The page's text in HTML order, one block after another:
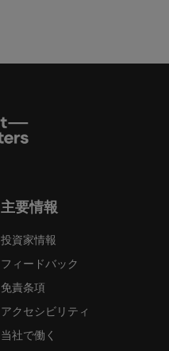
主要情報
投資家情報
フィードバック
免責条項
アクセシビリティ
当社で働く